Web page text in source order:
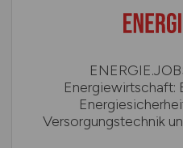
Energiewirtschaft:
Versorgungstechnik